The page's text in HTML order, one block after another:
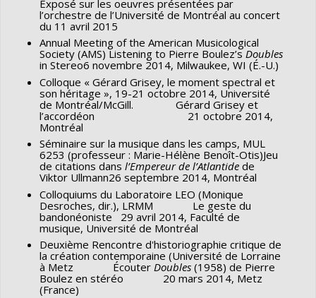
Exposé sur les oeuvres présentées par
l’orchestre de l’Université de Montréal au concert
du 11 avril 2015
Annual Meeting of the American Musicological
Society (AMS) Listening to Pierre Boulez’s Doubles
in Stereo6 novembre 2014, Milwaukee, WI (É.-U.)
Colloque « Gérard Grisey, le moment spectral et
son héritage », 19-21 octobre 2014, Université
de Montréal/McGill. Gérard Grisey et
l’accordéon 21 octobre 2014,
Montréal
Séminaire sur la musique dans les camps, MUL
6253 (professeur : Marie-Hélène Benoît-Otis)Jeu
de citations dans l’Empereur de l’Atlantide de
Viktor Ullmann26 septembre 2014, Montréal
Colloquiums du Laboratoire LEO (Monique
Desroches, dir.), LRMM Le geste du
bandonéoniste 29 avril 2014, Faculté de
musique, Université de Montréal
Deuxième Rencontre d'historiographie critique de
la création contemporaine (Université de Lorraine
à Metz Écouter Doubles (1958) de Pierre
Boulez en stéréo 20 mars 2014, Metz
(France)